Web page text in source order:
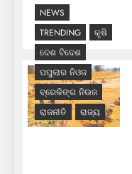
NEWS
TRENDING
କୃଷି
ଦେଶ ବିଦେଶ
ପପୁଲାର ନିଓଜ
ବ୍ରେକିଙ୍ଗ ନିଉଜ
ରାଜନୀତି
ରାଜ୍ୟ